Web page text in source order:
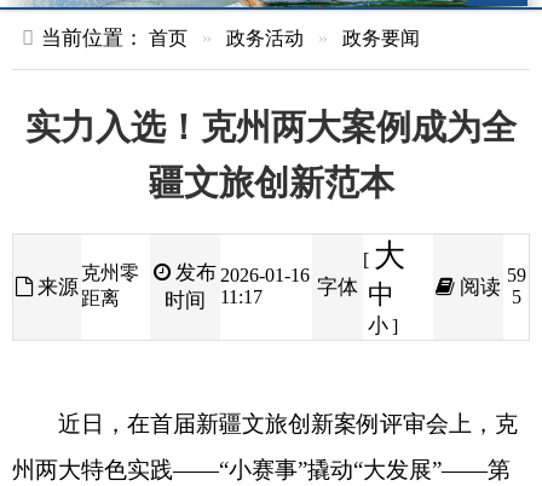
实力入选！克州两大案例成为全
疆文旅创新范本
发布2026-01-16
字体
[ 大
小 ]
阅读
近日，在首届新疆文旅创新案例评审会上，克
州文旅服务品牌“警茶”入选30强，用“体育+文旅”的
活力与“警旅融合”的温情，成为新疆文旅创新的鲜